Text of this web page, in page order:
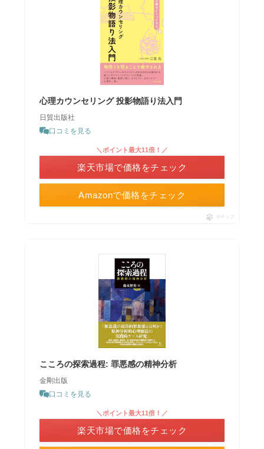
心理カウンセリング 投影物語り法入門
日貿出版社
口コミを見る
Amazonで価格をチェック
＼ポイント最大11倍！／
楽天市場で価格をチェック
ポチップ
こころの探索過程: 罪悪感の精神分析
金剛出版
口コミを見る
＼ポイント最大11倍！／
楽天市場で価格をチェック